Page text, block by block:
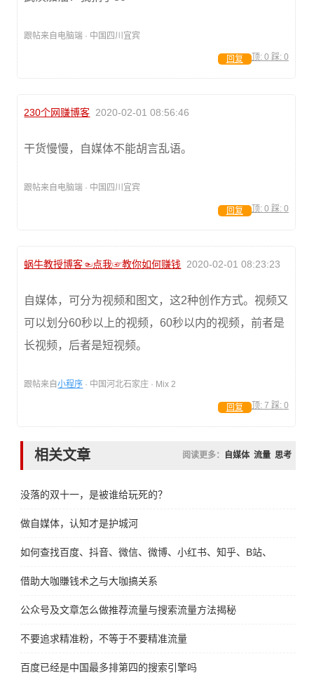
跟帖来自电脑端 · 中国四川宜宾
顶: 0 踩: 0
回复
230个网赚博客 2020-02-01 08:56:46
干货慢慢，自媒体不能胡言乱语。
跟帖来自电脑端 · 中国四川宜宾
顶: 0 踩: 0
回复
蜗牛教授博客☜点我☞教你如何赚钱 2020-02-01 08:23:23
自媒体，可分为视频和图文，这2种创作方式。视频又
可以划分60秒以上的视频，60秒以内的视频，前者是
长视频，后者是短视频。
跟帖来自小程序 · 中国河北石家庄 · Mix 2
顶: 7 踩: 0
回复
相关文章 阅读更多： 自媒体 流量 思考
没落的双十一，是被谁给玩死的？
做自媒体，认知才是护城河
如何查找百度、抖音、微信、微博、小红书、知乎、B站、视频号
借助大咖賺钱术之与大咖搞关系
公众号及文章怎么做推荐流量与搜索流量方法揭秘
不要追求精准粉，不等于不要精准流量
百度已经是中国最多排第四的搜索引擎吗